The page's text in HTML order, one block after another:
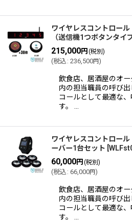
ワイヤレスコントロー
（送信機1つボタンタイプ
215,000円 (税別)
(税込 : 236,500円)
飲食店、居酒屋のオ
内の担当職員の呼び
コールとして最適な
す。 …
ワイヤレスコントロー
ーバー1台セット
60,000円 (税別)
(税込 : 66,000円)
飲食店、居酒屋のオ
内の担当職員の呼び
コールとして最適な
す。 …